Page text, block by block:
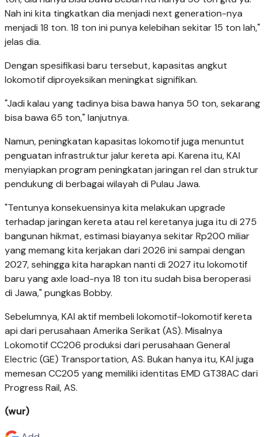
Nah ini kita tingkatkan dia menjadi next generation-nya
menjadi 18 ton. 18 ton ini punya kelebihan sekitar 15 ton lah,"
jelas dia.
Dengan spesifikasi baru tersebut, kapasitas angkut
lokomotif diproyeksikan meningkat signifikan.
"Jadi kalau yang tadinya bisa bawa hanya 50 ton, sekarang
bisa bawa 65 ton," lanjutnya.
Namun, peningkatan kapasitas lokomotif juga menuntut
penguatan infrastruktur jalur kereta api. Karena itu, KAI
menyiapkan program peningkatan jaringan rel dan struktur
pendukung di berbagai wilayah di Pulau Jawa.
"Tentunya konsekuensinya kita melakukan upgrade
terhadap jaringan kereta atau rel keretanya juga itu di 275
bangunan hikmat, estimasi biayanya sekitar Rp200 miliar
yang memang kita kerjakan dari 2026 ini sampai dengan
2027, sehingga kita harapkan nanti di 2027 itu lokomotif
baru yang axle load-nya 18 ton itu sudah bisa beroperasi
di Jawa," pungkas Bobby.
Sebelumnya, KAI aktif membeli lokomotif-lokomotif kereta
api dari perusahaan Amerika Serikat (AS). Misalnya
Lokomotif CC206 produksi dari perusahaan General
Electric (GE) Transportation, AS. Bukan hanya itu, KAI juga
memesan CC205 yang memiliki identitas EMD GT38AC dari
Progress Rail, AS.
(wur)